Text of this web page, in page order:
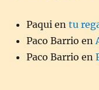
Paqui en tu
Paco Barrio en
Paco Barrio en